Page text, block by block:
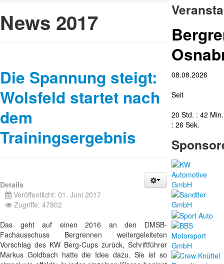
News 2017
Die Spannung steigt:
Wolsfeld startet nach
dem
Trainingsergebnis
Details
Veröffentlicht: 01. Juni 2017
Zugriffe: 47802
Das geht auf einen 2016 an den DMSB-
Fachausschuss Bergrennen weitergeleiteten
Vorschlag des KW Berg-Cups zurück, Schriftführer
Markus Goldbach hatte die Idee dazu. Sie ist so
08.08.2026
Seit
20 Std. : 42 Min.
: 27 Sek.